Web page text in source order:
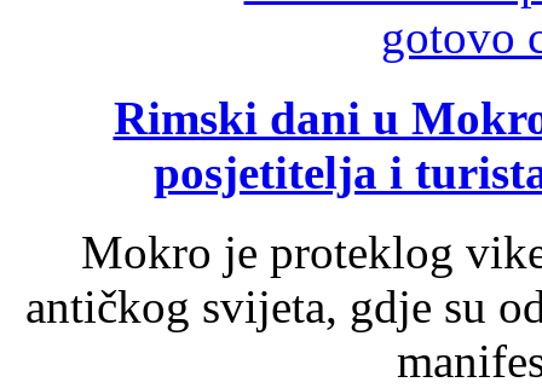
Rimski dani u
posjetitelja i
Mokro je proteklog
antičkog svijeta, gdje su